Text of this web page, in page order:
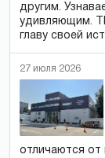
другим.
удивляющим.
главу своей
27 июля 2026
отличаются от